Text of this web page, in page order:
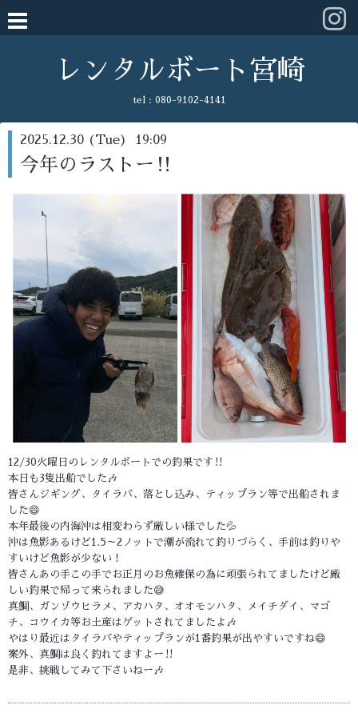
レンタルボート宮崎
tel : 080-9102-4141
2025.12.30 (Tue) 19:09
今年のラストー‼️
12/30火曜日のレンタルボートでの釣果です‼️
本日も3隻出船でした🎶
皆さんジギング、タイラバ、落とし込み、ティップラン等で出船されま
した😄
本年最後の内海沖は相変わらず厳しい様でした💦
沖は魚影あるけど1.5～2ノットで潮が流れて釣りづらく、手前は釣りや
すいけど魚影が少ない！
皆さんあの手この手でお正月のお魚確保の為に頑張られてましたけど厳
しい釣果で帰って来られました😅
真鯛、ガンゾウヒラメ、アカハタ、オオモンハタ、メイチダイ、マゴ
チ、コウイカ等お土産はゲットされてましたよ🎶
やはり最近はタイラバやティップランが1番釣果が出やすいですね😄
案外、真鯛は良く釣れてますよー‼️
是非、挑戦してみて下さいねー🎶